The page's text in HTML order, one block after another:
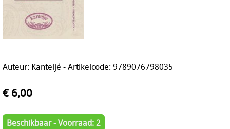
Auteur: Kanteljé - Artikelcode: 9789076798035
€ 6,00
Beschikbaar - Voorraad: 2